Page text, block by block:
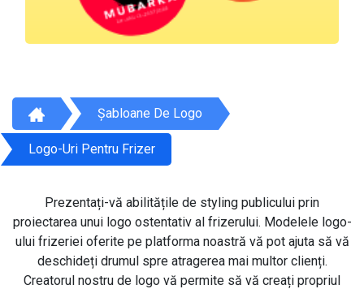
Șabloane De Logo
Logo-Uri Pentru Frizer
Prezentați-vă abilitățile de styling publicului prin
proiectarea unui logo ostentativ al frizerului. Modelele logo-
ului frizeriei oferite pe platforma noastră vă pot ajuta să vă
deschideți drumul spre atragerea mai multor clienți.
Creatorul nostru de logo vă permite să vă creați propriul